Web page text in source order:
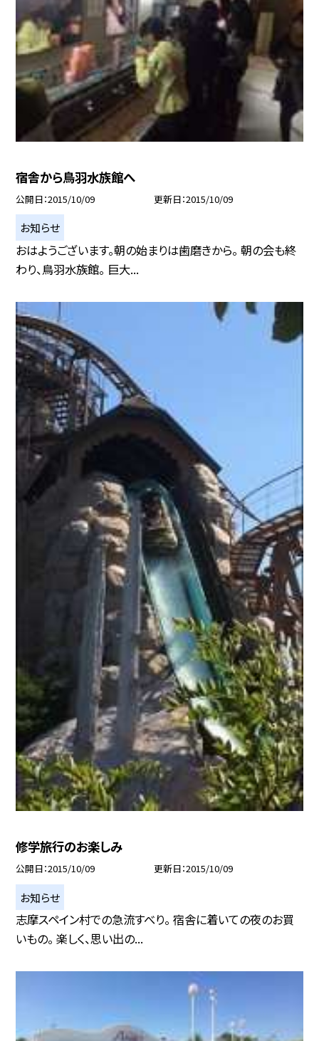
宿舎から鳥羽水族館へ
公開日 2015/10/09 更新日 2015/10/09
お知らせ
おはようございます。朝の始まりは歯磨きから。 朝の会も終
わり、鳥羽水族館。 巨大...
修学旅行のお楽しみ
公開日 2015/10/09 更新日 2015/10/09
お知らせ
志摩スペイン村での急流すべり。 宿舎に着いての夜のお買
いもの。 楽しく、思い出の...